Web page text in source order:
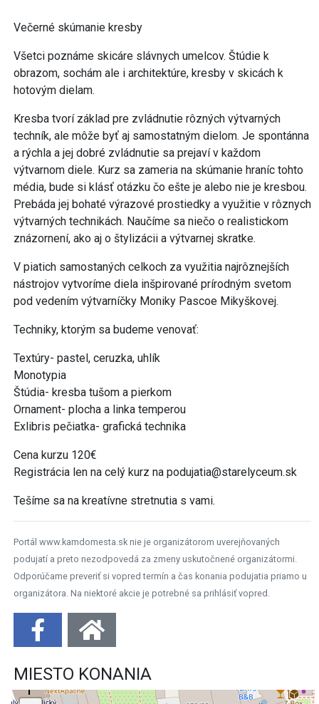
Večerné skúmanie kresby
Všetci poznáme skicáre slávnych umelcov. Štúdie k
obrazom, sochám ale i architektúre, kresby v skicách k
hotovým dielam.
Kresba tvorí základ pre zvládnutie rôzných výtvarných
techník, ale môže byť aj samostatným dielom. Je spontánna
a rýchla a jej dobré zvládnutie sa prejaví v každom
výtvarnom diele. Kurz sa zameria na skúmanie hraníc tohto
média, bude si klásť otázku čo ešte je alebo nie je kresbou.
Prebáda jej bohaté výrazové prostiedky a využitie v rôznych
výtvarných technikách. Naučíme sa niečo o realistickom
znázornení, ako aj o štylizácii a výtvarnej skratke.
V piatich samostaných celkoch za využitia najrôznejších
nástrojov vytvoríme diela inšpirované prírodným svetom
pod vedením výtvarníčky Moniky Pascoe Mikyškovej.
Techniky, ktorým sa budeme venovať:
Textúry- pastel, ceruzka, uhlík
Monotypia
Štúdia- kresba tušom a pierkom
Ornament- plocha a linka temperou
Exlibris pečiatka- grafická technika
Cena kurzu 120€
Registrácia len na celý kurz na podujatia@starelyceum.sk
Tešíme sa na kreatívne stretnutia s vami.
Portál www.kamdomesta.sk nie je organizátorom uverejňovaných
podujatí a preto nezodpovedá za zmeny uskutočnené organizátormi.
Odporúčame preveriť si vopred termín a čas konania podujatia priamo u
organizátora. Na niektoré akcie je potrebné sa prihlásiť vopred.
MIESTO KONANIA